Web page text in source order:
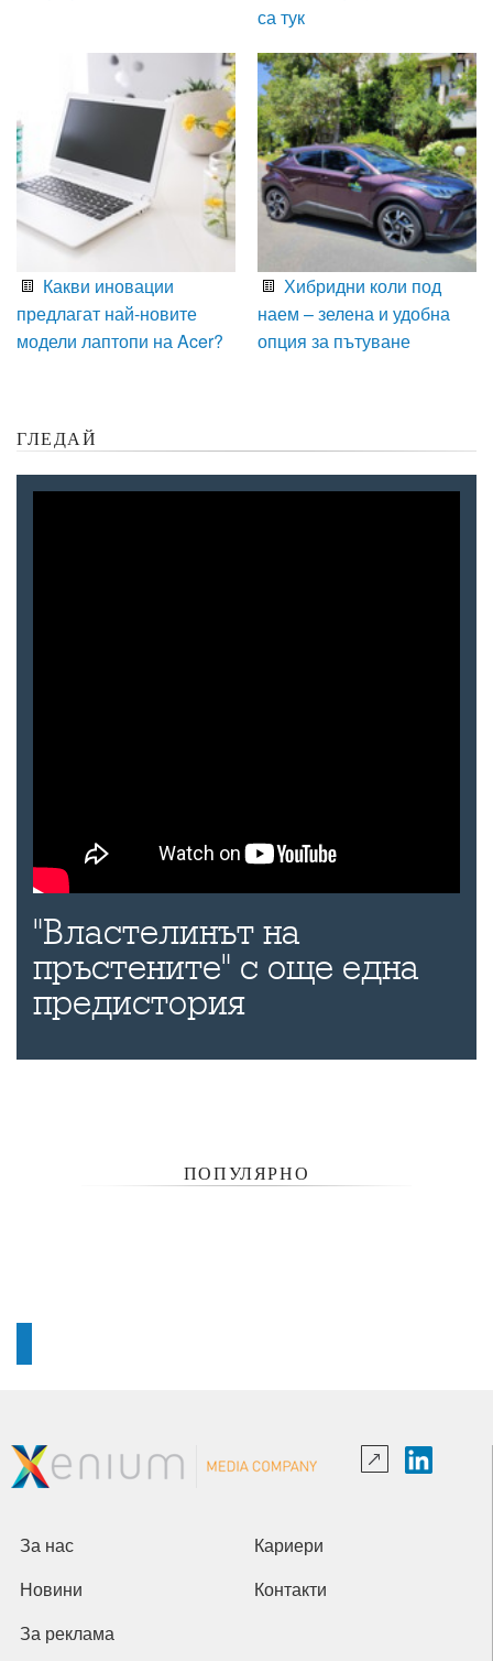
са тук
Какви иновации
предлагат най-новите
модели лаптопи на Acer?
Хибридни коли под
наем – зелена и удобна
опция за пътуване
ГЛЕДАЙ
"Властелинът на
пръстените" с още една
предистория
ПОПУЛЯРНО
За нас Кариери
Новини Контакти
За реклама